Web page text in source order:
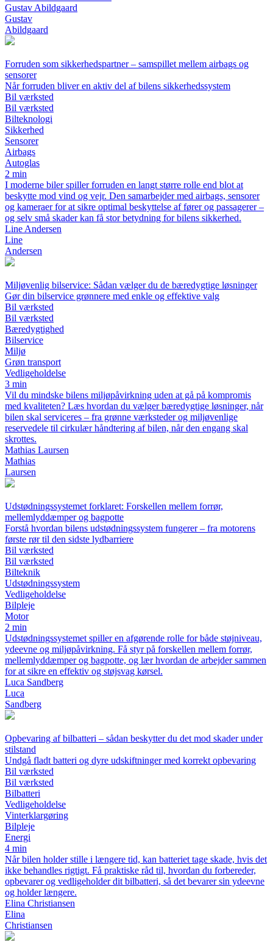
Gustav Abildgaard
Gustav
Abildgaard
Forruden som sikkerhedspartner – samspillet mellem airbags og
sensorer
Når forruden bliver en aktiv del af bilens sikkerhedssystem
Bil værksted
Bil værksted
Bilteknologi
Sikkerhed
Sensorer
Airbags
Autoglas
2 min
I moderne biler spiller forruden en langt større rolle end blot at
beskytte mod vind og vejr. Den samarbejder med airbags, sensorer
og kameraer for at sikre optimal beskyttelse af fører og passagerer –
og selv små skader kan få stor betydning for bilens sikkerhed.
Line Andersen
Line
Andersen
Miljøvenlig bilservice: Sådan vælger du de bæredygtige løsninger
Gør din bilservice grønnere med enkle og effektive valg
Bil værksted
Bil værksted
Bæredygtighed
Bilservice
Miljø
Grøn transport
Vedligeholdelse
3 min
Vil du mindske bilens miljøpåvirkning uden at gå på kompromis
med kvaliteten? Læs hvordan du vælger bæredygtige løsninger, når
bilen skal serviceres – fra grønne værksteder og miljøvenlige
reservedele til cirkulær håndtering af bilen, når den engang skal
skrottes.
Mathias Laursen
Mathias
Laursen
Udstødningssystemet forklaret: Forskellen mellem forrør,
mellemlyddæmper og bagpotte
Forstå hvordan bilens udstødningssystem fungerer – fra motorens
første rør til den sidste lydbarriere
Bil værksted
Bil værksted
Bilteknik
Udstødningssystem
Vedligeholdelse
Bilpleje
Motor
2 min
Udstødningssystemet spiller en afgørende rolle for både støjniveau,
ydeevne og miljøpåvirkning. Få styr på forskellen mellem forrør,
mellemlyddæmper og bagpotte, og lær hvordan de arbejder sammen
for at sikre en effektiv og støjsvag kørsel.
Luca Sandberg
Luca
Sandberg
Opbevaring af bilbatteri – sådan beskytter du det mod skader under
stilstand
Undgå fladt batteri og dyre udskiftninger med korrekt opbevaring
Bil værksted
Bil værksted
Bilbatteri
Vedligeholdelse
Vinterklargøring
Bilpleje
Energi
4 min
Når bilen holder stille i længere tid, kan batteriet tage skade, hvis det
ikke behandles rigtigt. Få praktiske råd til, hvordan du forbereder,
opbevarer og vedligeholder dit bilbatteri, så det bevarer sin ydeevne
og holder længere.
Elina Christiansen
Elina
Christiansen